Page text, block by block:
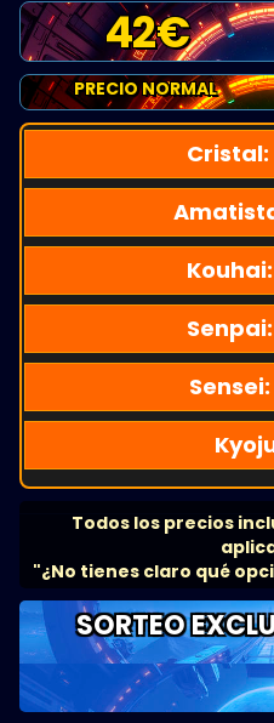
42€
PRECIO NORMAL
Cristal:
Kouhai:
Senpai:
Sensei:
Todos los precios
"¿No tienes claro qué
SORTEO